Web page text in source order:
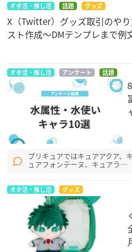
オタ活・推し活 話題 グッズ
X（Twitter）グッズ取引のや
スト作成〜DMテンプレまで例
オタ活・推し活 アンケート 話題
プリキュアではキュアアクア、
ュアフォンテーヌ、キュアラ…
オタ活・推し活 グッズ